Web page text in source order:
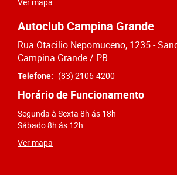
Autoclub Campina Grande
Rua Otacilio Nepomuceno, 1235 -
Campina Grande / PB
Telefone: (83) 2106-4200
Horário de Funcionamento
Segunda à Sexta 8h ás 18h
Sábado 8h ás 12h
Ver mapa